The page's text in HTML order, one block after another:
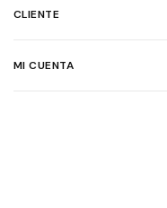
CLIENTE
MI CUENTA